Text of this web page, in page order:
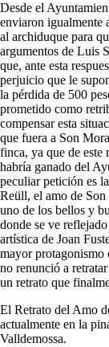
Desde el
enviaron igualmente
al archiduque para
argumentos de Luis
que, ante esta
perjuicio que le
la pérdida de 500
prometido como
compensar esta
que fuera a Son
finca, ya que de este
habría ganado del
peculiar petición es
Reüll, el amo de Son
uno de los bellos y
donde se ve
artística de Joan
mayor protagonismo
no renunció a
un retrato que
El Retrato del Amo
actualmente en la
Valldemossa.